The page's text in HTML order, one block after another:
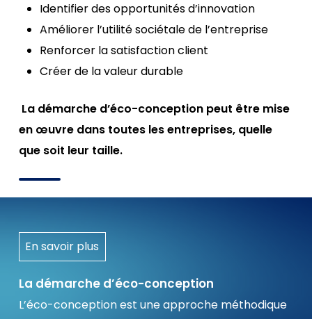
Identifier des opportunités d’innovation
Améliorer l’utilité sociétale de l’entreprise
Renforcer la satisfaction client
Créer de la valeur durable
La démarche d’éco-conception peut être mise
en œuvre dans toutes les entreprises, quelle
que soit leur taille.
En savoir plus
La démarche d’éco-conception
L’éco-conception est une approche méthodique